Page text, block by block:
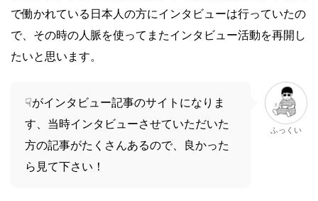
で働かれている日本人の方にインタビューは行っていたの
で、その時の人脈を使ってまたインタビュー活動を再開し
たいと思います。
☟がインタビュー記事のサイトになりま
す、当時インタビューさせていただいた
方の記事がたくさんあるので、良かった
ら見て下さい！
ふっくい